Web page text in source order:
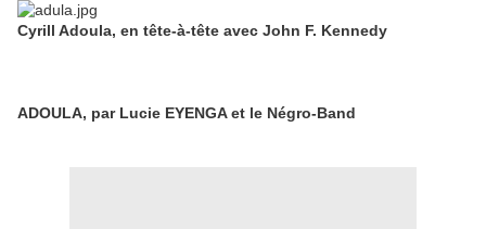
Cyrill Adoula, en tête-à-tête avec John F. Kennedy
ADOULA, par Lucie EYENGA et le Négro-Band